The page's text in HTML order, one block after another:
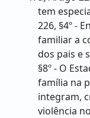
tem
226, §4º -
familiar a
dos pais e
§8º - O
família na
integram,
violência